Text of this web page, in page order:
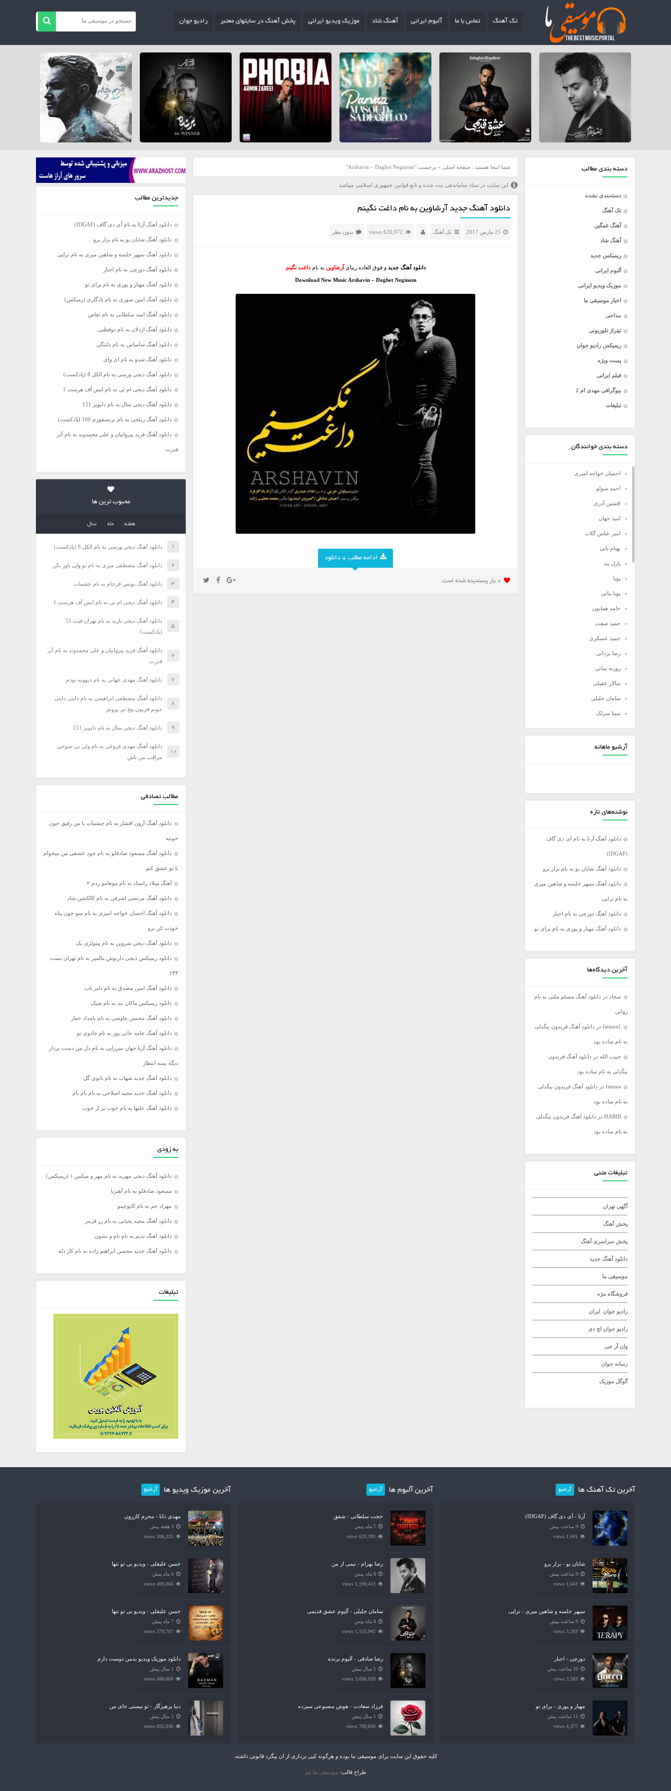
تک آهنگ تماس با ما آلبوم ایرانی آهنگ شاد موزیک ویدیو ایرانی پخش آهنگ در سایتهای معتبر رادیو جوان
دسته بندی مطالب
دسته‌بندی نشده
تک آهنگ
آهنگ غمگین
آهنگ شاد
ریمیکس جدید
آلبوم ایرانی
موزیک ویدیو ایرانی
اخبار موسیقی ما
مداحی
تیتراژ تلوزیونی
ریمیکس رادیو جوان
پست ویژه
فیلم ایرانی
بیوگرافی مهدی ام 2
تبلیغات
دسته بندی خوانندگان
احسان خواجه امیری
احمد سولو
افشین آدری
امید جهان
امیر عباس گلاب
بهنام بانی
پازل بند
پویا
پویا بیاتی
حامد همایون
حمید صفت
حمید عسکری
رضا یزدانی
روزبه بمانی
سالار عقیلی
سامان جلیلی
سینا سرلک
شادمهر عقیلی
مجید اخشابی
مجید خراطها
محسن چاووشی
محسن یگانه
محمد رضا گلزار
محمد علیزاده
مرتضی اشرفی
مرتضی سرمدی
مهدی جهانی
مهدی یغمایی
میثم ابراهیمی
میلاد راستاد
آرشیو ماهانه
نوشته‌های تازه
دانلود آهنگ آرتا به نام آی دی گاف
(IDGAF)
دانلود آهنگ شایان یو به نام بزار برو
دانلود آهنگ سپهر خلسه و شاهین میری
به نام تراپی
دانلود آهنگ دورچی به نام اجبار
دانلود آهنگ مهیار و پوری به نام برای تو
آخرین دیدگاه‌ها
سجاد در دانلود آهنگ مسلم ملتی به نام
روانی
fatmea1 در دانلود آهنگ فریدون بیگدلی
به نام ساده بود
حبیب الله در دانلود آهنگ فریدون
بیگدلی به نام ساده بود
fatmea در دانلود آهنگ فریدون بیگدلی
به نام ساده بود
HABIB در دانلود آهنگ فریدون بیگدلی
به نام ساده بود
تبلیغات متنی
آگهی تهران
پخش آهنگ
پخش سراسری آهنگ
دانلود آهنگ جدید
موسیقی ما
فروشگاه مژه
رادیو جوان ایران
رادیو جوان اچ دی
وان آر جی
رسانه جوان
گوگل موزیک
شما اینجا هستید : صفحه اصلی » برچسب "Arshavin – Daghet Neginom"
این سایت در ستاد ساماندهی ثبت شده و تابع قوانین جمهوری اسلامی میباشد
دانلود آهنگ جدید آرشاوین به نام داغت نگینم
25 مارس 2017 تک آهنگ 620,972 views بدون نظر
دانلود آهنگ جدید و فوق العاده زیبایآرشاوین به نام داغت نگینم
Download New Music Arshavin – Daghet Neginom
ادامه مطلب + دانلود
0 بار پسنديده شده است
جدیدترین مطالب
دانلود آهنگ آرتا به نام آی دی گاف (IDGAF)
دانلود آهنگ شایان یو به نام بزار برو
دانلود آهنگ سپهر خلسه و شاهین میری به نام تراپی
دانلود آهنگ دورچی به نام اجبار
دانلود آهنگ مهیار و پوری به نام برای تو
دانلود آهنگ امین سوری به نام یادگاری (رمیکس)
دانلود آهنگ امید سلطانی به نام تقاص
دانلود آهنگ اردلان به نام دوقطبی
دانلود آهنگ سامیاس به نام دلتنگی
دانلود آهنگ شدو به نام ای وای
دانلود آهنگ دیجی ورسی به نام الکل 8 (پادکست)
دانلود آهنگ دیجی ام تی به نام ایس آف هرست 1
دانلود آهنگ دیجی سال به نام دابویز 151
دانلود آهنگ ریلجی به نام ترنسفورم 160 (پادکست)
دانلود آهنگ فرید پیروانیان و علی محمدوند به نام اَبَر
قدرت
محبوب ترین ها
هفته ماه سال
دانلود آهنگ دیجی ورسی به نام الکل 8 (پادکست)
دانلود آهنگ مصطفی میری به نام تو ولی باور نکن
دانلود آهنگ یونس فرجام به نام چشمات
دانلود آهنگ دیجی ام تی به نام ایس آف هرست 1
دانلود آهنگ دیجی باربد به نام تهران فیت 55
(پادکست)
دانلود آهنگ فرید پیروانیان و علی محمدوند به نام اَبَر
قدرت
دانلود آهنگ مهدی جهانی به نام دیوونه بودم
دانلود آهنگ مصطفی ابراهیمی به نام داینی داینی
جونم قربون پنج تیر پرونم
دانلود آهنگ دیجی سال به نام دابویز 151
دانلود آهنگ مهدی فروغی به نام ولی بی شوخی
مراقب من باش
مطالب تصادفی
دانلود آهنگ آرون افشار به نام چشمات با من رفیق جون
جونیه
دانلود آهنگ مسعود صادقلو به نام خود عشقی من میخوام
با تو عشق کنم
آهنگ میلاد راستاد به نام موهامو زدم ۲
دانلود آهنگ مرتضی اشرفی به نام کالکشن شاد
دانلود آهنگ احسان خواجه امیری به نام منو جون پناه
خودت کن برو
دانلود آهنگ دیجی شروین به نام پیتولژی یک
دانلود ریمیکس دیجی داریوش مالمیر به نام تهران بست
۶۳۳
دانلود آهنگ امین مصدق به نام دلبر ناب
دانلود ریمیکس ماکان بند به نام شیک
دانلود آهنگ محسن چاوشی به نام بامداد خمار
دانلود آهنگ حامد جانی پور به نام جادوی تو
دانلود آهنگ آریا جهان میرزایی به نام دل من دست بردار
دیگه بسه انتظار
دانلود آهنگ جدید شهاب به نام بانوی گل
دانلود آهنگ جدید مجید اصلاحی به نام بام بام
دانلود آهنگ علیها به نام خوب تر از خوب
به زودی
دانلود آهنگ دیجی مهربد به نام مهر و میکس ۱ (ریمیکس)
مسعود صادقلو به نام آهنربا
مهراد جم به نام کاپوچینو
دانلود آهنگ مجید یحیایی به نام رز قرمز
دانلود آهنگ ندیم به نام نام و نشون
دانلود آهنگ جدید محسن ابراهیم زاده به نام کار دله
تبلیغات
آخرین تک آهنگ ها آرشیو
آرتا - آی دی گاف (IDGAF)
9 ساعت پیش
1,641 views
شایان یو - بزار برو
9 ساعت پیش
1,641 views
سپهر خلسه و شاهین میری - تراپی
9 ساعت پیش
3,283 views
دورچی - اجبار
10 ساعت پیش
3,283 views
مهیار و پوری - برای تو
11 ساعت پیش
4,377 views
آخرین آلبوم ها آرشیو
حجت سلطانی - شفق
7 ماه پیش
620,390 views
رضا بهرام - نیمی از من
8 ماه پیش
1,190,413 views
سامان جلیلی - آلبوم عشق قدیمی
8 ماه پیش
1,155,942 views
رضا صادقی - آلبوم برنده
1 سال پیش
3,056,920 views
فرزاد سعادت - هوش مصنوعی سیزده
1 سال پیش
799,830 views
آخرین موزیک ویدیو ها آرشیو
مهدی دانا - محرم کازرون
3 هفته پیش
206,325 views
حسن علیقلی - ویدیو بی تو تنها
6 ماه پیش
400,866 views
حسن علیقلی - ویدیو بی تو تنها
7 ماه پیش
579,707 views
دانلود موزیک ویدیو بدمن دوست دارم
1 سال پیش
686,606 views
دنیا پرهیزگار - تو نیستی جای من
2 سال پیش
825,030 views
کلیه حقوق این سایت برای موسیقی ما بوده و هرگونه کپی برداری از ان پیگرد قانونی داشته.
طراح قالب: موسیقی ما تیم